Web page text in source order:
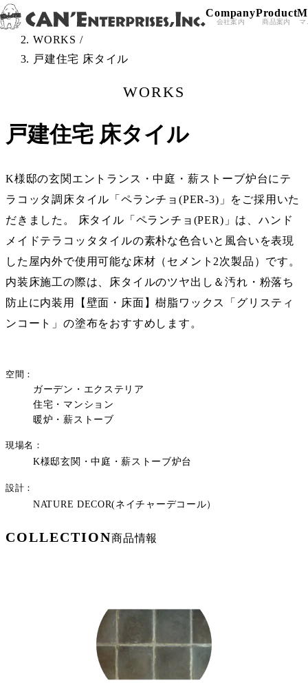
Skip to content
Company
会社案内
Product
商品案内 マ
TOP /
WORKS /
戸建住宅 床タイル
WORKS
戸建住宅 床タイル
K様邸の玄関エントランス・中庭・薪ストーブ炉台にテ
ラコッタ調床タイル「ペランチョ(PER-3)」をご採用いた
だきました。 床タイル「ペランチョ(PER)」は、ハンド
メイドテラコッタタイルの素朴な色合いと風合いを表現
した屋内外で使用可能な床材（セメント2次製品）です。
内装床施工の際は、床タイルのツヤ出し＆汚れ・粉落ち
防止に内装用【壁面・床面】樹脂ワックス「グリスティ
ンコート」の塗布をおすすめします。
空間
ガーデン・エクステリア
住宅・マンション
暖炉・薪ストーブ
現場名
K様邸玄関・中庭・薪ストーブ炉台
設計
NATURE DECOR(ネイチャーデコール）
COLLECTION商品情報